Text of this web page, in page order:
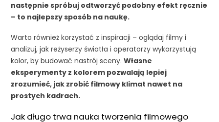
następnie spróbuj odtworzyć podobny efekt ręcznie
– to najlepszy sposób na naukę.
Warto również korzystać z inspiracji – oglądaj filmy i
analizuj, jak reżyserzy światła i operatorzy wykorzystują
kolor, by budować nastrój sceny.Własne
eksperymenty z kolorem pozwalają lepiej
zrozumieć, jak zrobić filmowy klimat nawet na
prostych kadrach.
Jak długo trwa nauka tworzenia filmowego